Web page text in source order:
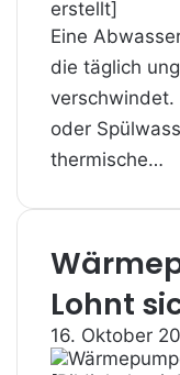
Eine
die täglich
verschwindet.
oder
thermische…
Lohnt
16. Oktober